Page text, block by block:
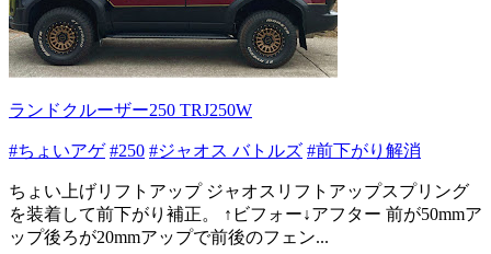
ランドクルーザー250 TRJ250W
#ちょいアゲ #250 #ジャオス バトルズ #前下がり解消
ちょい上げリフトアップ ジャオスリフトアップスプリング
を装着して前下がり補正。 ↑ビフォー↓アフター 前が50mmア
ップ後ろが20mmアップで前後のフェン...